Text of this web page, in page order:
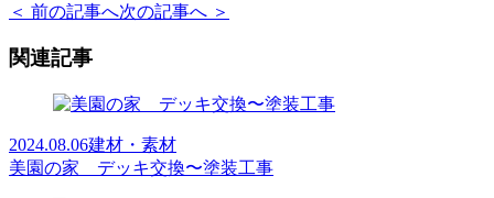
＜ 前の記事へ次の記事へ ＞
関連記事
2024.08.06建材・素材
美園の家 デッキ交換〜塗装工事